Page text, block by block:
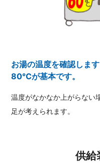
お湯の温度を確認しま
80℃が基本です。
温度がなかなか上がらない
足が考えられます。
供給